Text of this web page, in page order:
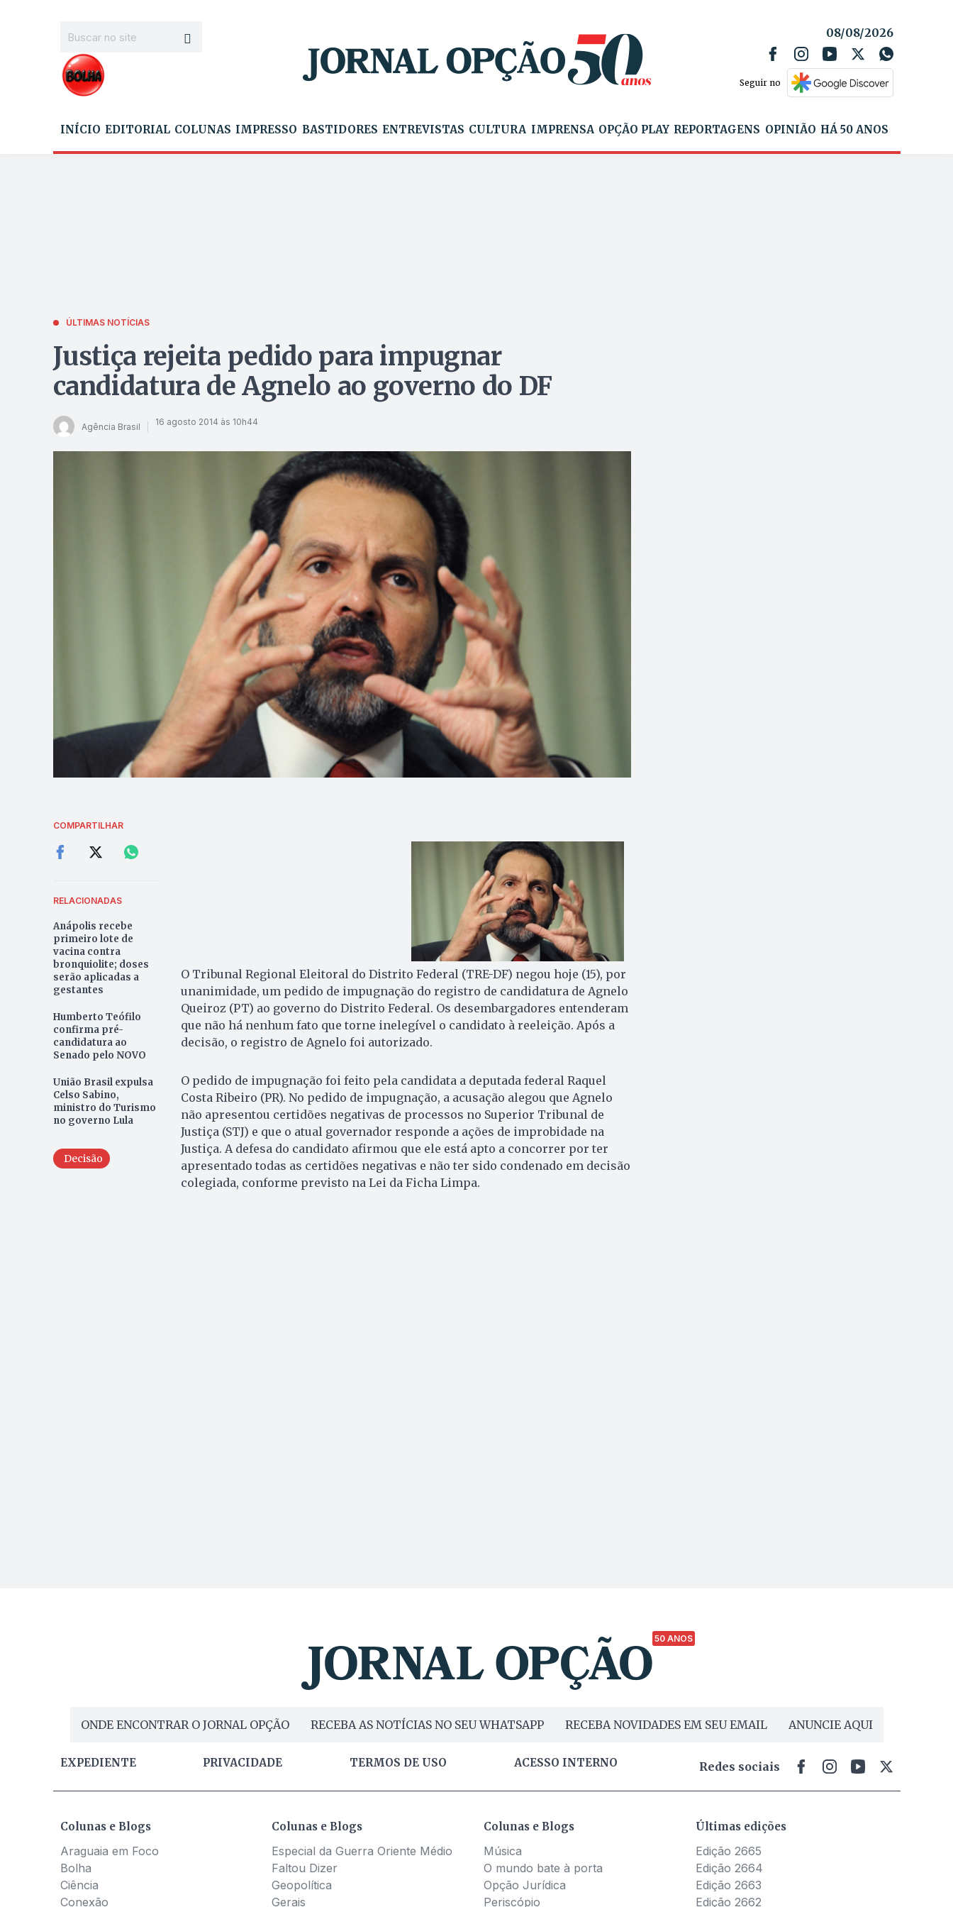
08/08/2026
Seguir no
INÍCIO EDITORIAL COLUNAS IMPRESSO BASTIDORES ENTREVISTAS CULTURA IMPRENSA OPÇÃO PLAY REPORTAGENS OPINIÃO HÁ 50 ANOS
ÚLTIMAS NOTÍCIAS
Justiça rejeita pedido para impugnar
candidatura de Agnelo ao governo do DF
Agência Brasil 16 agosto 2014 às 10h44
COMPARTILHAR
RELACIONADAS
Anápolis recebe
primeiro lote de
vacina contra
bronquiolite; doses
serão aplicadas a
gestantes
Humberto Teófilo
confirma pré-
candidatura ao
Senado pelo NOVO
União Brasil expulsa
Celso Sabino,
ministro do Turismo
no governo Lula
Decisão
O Tribunal Regional Eleitoral do Distrito Federal (TRE-DF) negou hoje (15), por
unanimidade, um pedido de impugnação do registro de candidatura de Agnelo
Queiroz (PT) ao governo do Distrito Federal. Os desembargadores entenderam
que não há nenhum fato que torne inelegível o candidato à reeleição. Após a
decisão, o registro de Agnelo foi autorizado.
O pedido de impugnação foi feito pela candidata a deputada federal Raquel
Costa Ribeiro (PR). No pedido de impugnação, a acusação alegou que Agnelo
não apresentou certidões negativas de processos no Superior Tribunal de
Justiça (STJ) e que o atual governador responde a ações de improbidade na
Justiça. A defesa do candidato afirmou que ele está apto a concorrer por ter
apresentado todas as certidões negativas e não ter sido condenado em decisão
colegiada, conforme previsto na Lei da Ficha Limpa.
50 ANOS
ONDE ENCONTRAR O JORNAL OPÇÃO RECEBA AS NOTÍCIAS NO SEU WHATSAPP RECEBA NOVIDADES EM SEU EMAIL ANUNCIE AQUI
EXPEDIENTE PRIVACIDADE TERMOS DE USO ACESSO INTERNO Redes sociais
Colunas e Blogs
Araguaia em Foco
Bolha
Ciência
Conexão
Colunas e Blogs
Especial da Guerra Oriente Médio
Faltou Dizer
Geopolítica
Gerais
Colunas e Blogs
Música
O mundo bate à porta
Opção Jurídica
Periscópio
Últimas edições
Edição 2665
Edição 2664
Edição 2663
Edição 2662